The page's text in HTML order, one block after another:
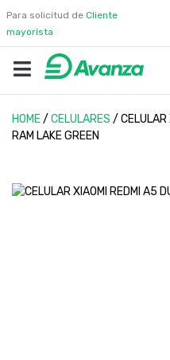
Para solicitud de Cliente
mayorista
HOME/ CELULARES /
RAM LAKE GREEN